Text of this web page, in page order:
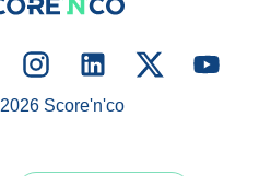
2026Score'n'co